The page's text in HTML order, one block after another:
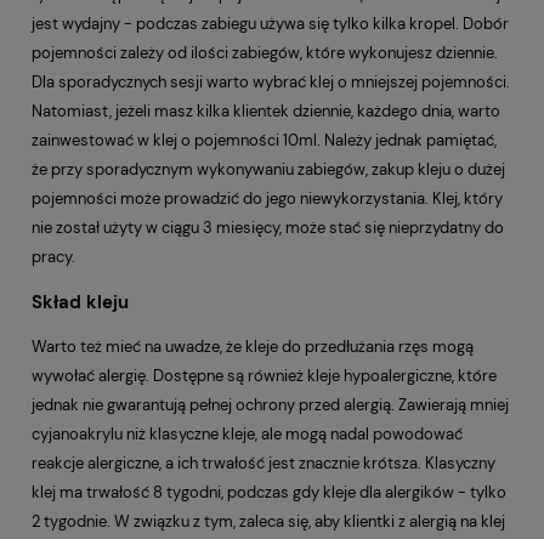
jest wydajny - podczas zabiegu używa się tylko kilka kropel. Dobór
pojemności zależy od ilości zabiegów, które wykonujesz dziennie.
Dla sporadycznych sesji warto wybrać klej o mniejszej pojemności.
Natomiast, jeżeli masz kilka klientek dziennie, każdego dnia, warto
zainwestować w klej o pojemności 10ml. Należy jednak pamiętać,
że przy sporadycznym wykonywaniu zabiegów, zakup kleju o dużej
pojemności może prowadzić do jego niewykorzystania. Klej, który
nie został użyty w ciągu 3 miesięcy, może stać się nieprzydatny do
pracy.
Skład kleju
Warto też mieć na uwadze, że kleje do przedłużania rzęs mogą
wywołać alergię. Dostępne są również kleje hypoalergiczne, które
jednak nie gwarantują pełnej ochrony przed alergią. Zawierają mniej
cyjanoakrylu niż klasyczne kleje, ale mogą nadal powodować
reakcje alergiczne, a ich trwałość jest znacznie krótsza. Klasyczny
klej ma trwałość 8 tygodni, podczas gdy kleje dla alergików - tylko
2 tygodnie. W związku z tym, zaleca się, aby klientki z alergią na klej